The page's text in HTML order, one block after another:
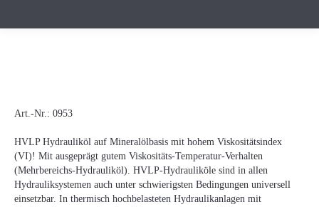
Art.-Nr.: 0953
HVLP Hydrauliköl auf Mineralölbasis mit hohem Viskositätsindex
(VI)! Mit ausgeprägt gutem Viskositäts-Temperatur-Verhalten
(Mehrbereichs-Hydrauliköl). HVLP-Hydrauliköle sind in allen
Hydrauliksystemen auch unter schwierigsten Bedingungen universell
einsetzbar. In thermisch hochbelasteten Hydraulikanlagen mit